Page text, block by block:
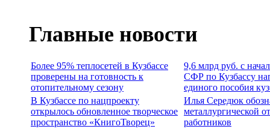
Главные новости
Более 95% теплосетей в Кузбассе
проверены на готовность к
отопительному сезону
9,6 млрд руб. с
СФР по Кузбассу
единого пособия
В Кузбассе по нацпроекту
открылось обновленное творческое
пространство «КнигоТворец»
Илья Середюк
металлургической
работников